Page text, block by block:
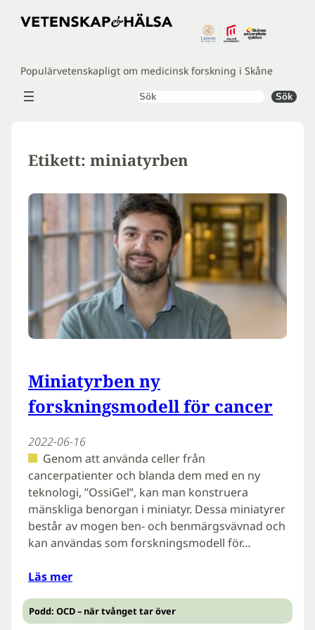
Hoppa
Populärvetenskapligt om medicinsk forskning i Skåne
Sök Sök
Etikett: miniatyrben
Miniatyrben ny
forskningsmodell för cancer
2022-06-16
Genom att använda celler från
cancerpatienter och blanda dem med en ny
teknologi, ”OssiGel”, kan man konstruera
mänskliga benorgan i miniatyr. Dessa miniatyrer
består av mogen ben- och benmärgsvävnad och
kan användas som forskningsmodell för…
Läs mer
Podd: OCD – när tvånget tar över